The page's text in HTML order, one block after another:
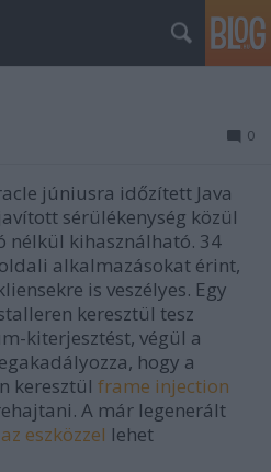
0
júniusra időzített Java
sérülékenység közül
nélkül kihasználható. 34
alkalmazásokat érint,
is veszélyes. Egy
keresztül tesz
kiterjesztést, végül a
hogy a
keresztül frame injection
A már legenerált
eszközzel lehet